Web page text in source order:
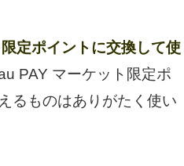
定ポイントに交換して使
PAY マーケット限定ポ
るものはありがたく使い